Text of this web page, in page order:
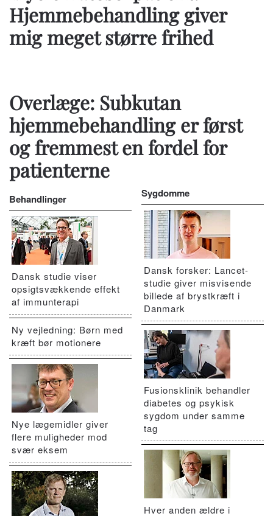
Hjemmebehandling giver
mig meget større frihed
Overlæge: Subkutan
hjemmebehandling er først
og fremmest en fordel for
patienterne
Behandlinger
Dansk studie viser
opsigtsvækkende effekt
af immunterapi
Ny vejledning: Børn med
kræft bør motionere
Nye lægemidler giver
flere muligheder mod
svær eksem
Sygdomme
Dansk forsker: Lancet-
studie giver misvisende
billede af brystkræft i
Danmark
Fusionsklinik behandler
diabetes og psykisk
sygdom under samme
tag
Hver anden ældre i